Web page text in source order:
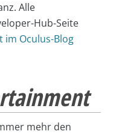
Alle
Hub-Seite
im Oculus-Blog
mehr den